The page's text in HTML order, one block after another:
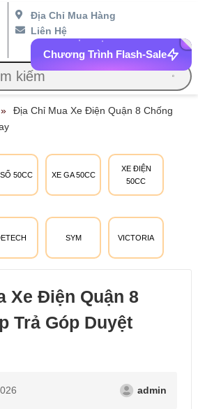
Địa Chỉ Mua Hàng
Liên Hệ
Chương Trình Flash-Sale
50CC XE GA 50CC
XE ĐIỆN
50CC
SYM VICTORIA
»
Địa Chỉ Mua Xe Điện Quận 8 Chống
Xe Điện Quận 8
Trả Góp Duyệt
admin